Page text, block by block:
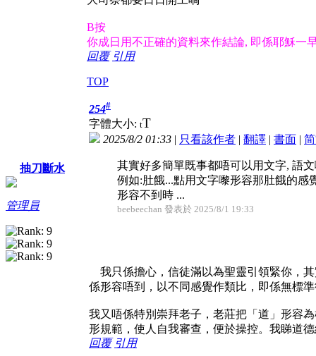
B按
你成日用不正確的資料來作結論, 即係耶穌一
回覆 引用
TOP
抽刀斷水
管理員
254#
字體大小: tT
2025/8/2 01:33 | 只看該作者 | 翻譯 | 書面 | 简
其實好多簡單既事都唔可以用文字, 語
例如:肚餓...點用文字嚟形容那肚餓的感
形容不到時 ...
beebeechan 發表於 2025/8/1 19:33
我只係擔心，信徒滿以為聖靈引領緊你，
係形容唔到，以不同感覺作類比，即係無標
我又唔係特別崇拜老子，老莊把「道」形容
形規範，使人自我審查，便於操控。我睇道
回覆 引用